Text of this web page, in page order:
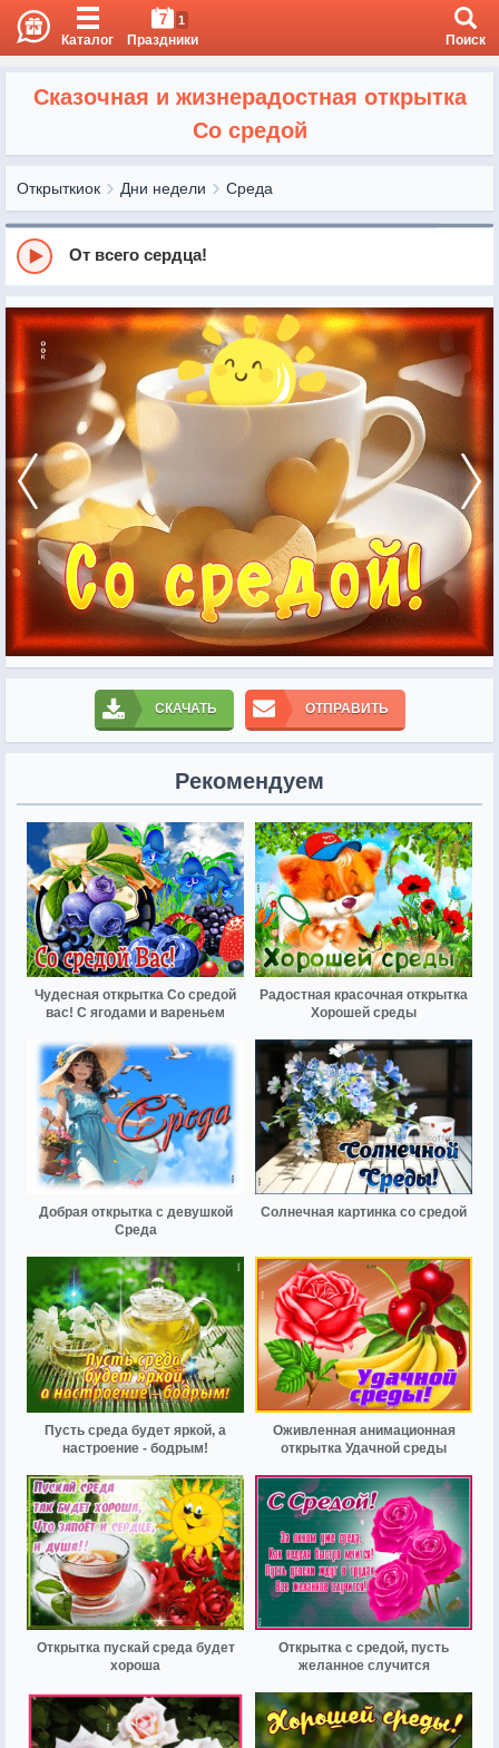
Каталог
7 1
Праздники Поиск
Сказочная и жизнерадостная открытка
Со средой
Открыткиок Дни недели Среда
От всего сердца!
СКАЧАТЬ ОТПРАВИТЬ
Рекомендуем
Чудесная открытка Со средой
вас! С ягодами и вареньем
Радостная красочная открытка
Хорошей среды
Добрая открытка с девушкой
Среда
Солнечная картинка со средой
Пусть среда будет яркой, а
настроение - бодрым!
Оживленная анимационная
открытка Удачной среды
Открытка пускай среда будет
хороша
Открытка с средой, пусть
желанное случится